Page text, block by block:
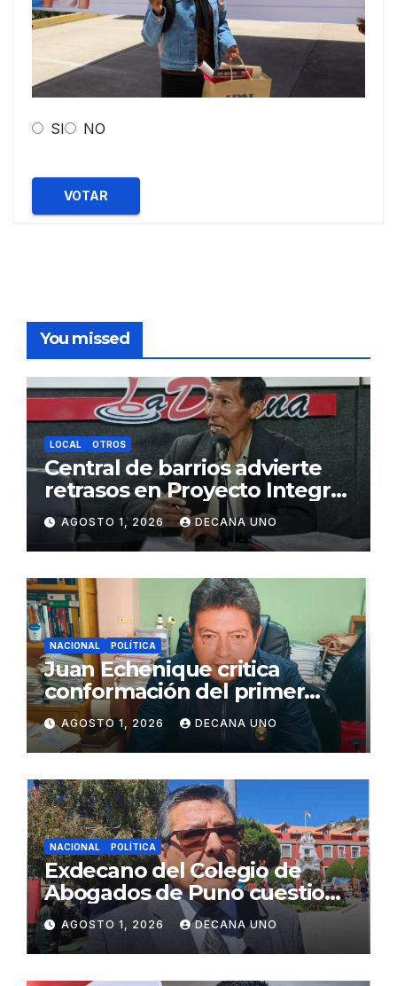
SI NO
VOTAR
You missed
LOCAL OTROS
Central de barrios advierte
retrasos en Proyecto Integral
de Agua y Alcantarillado para
Juliaca
AGOSTO 1, 2026 DECANA UNO
NACIONAL POLÍTICA
Juan Echenique critica
conformación del primer
gabinete ministerial de Keiko
Fujimori
AGOSTO 1, 2026 DECANA UNO
NACIONAL POLÍTICA
Exdecano del Colegio de
Abogados de Puno cuestiona
propuestas sobre seguridad
ciudadana
AGOSTO 1, 2026 DECANA UNO